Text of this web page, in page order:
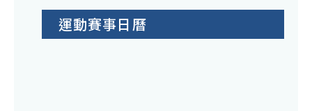
運動賽事日曆